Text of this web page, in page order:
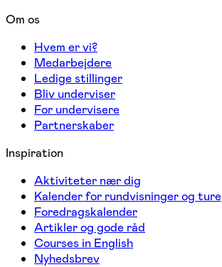
Om os
Hvem er vi?
Medarbejdere
Ledige stillinger
Bliv underviser
For undervisere
Partnerskaber
Inspiration
Aktiviteter nær dig
Kalender for rundvisninger og ture
Foredragskalender
Artikler og gode råd
Courses in English
Nyhedsbrev